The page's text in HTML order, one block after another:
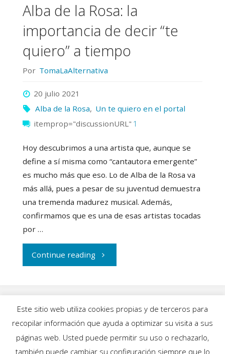
Alba de la Rosa: la
importancia de decir “te
quiero” a tiempo
Por TomaLaAlternativa
20 julio 2021
Alba de la Rosa, Un te quiero en el portal
itemprop="discussionURL" 1
Hoy descubrimos a una artista que, aunque se
define a sí misma como “cantautora emergente”
es mucho más que eso. Lo de Alba de la Rosa va
más allá, pues a pesar de su juventud demuestra
una tremenda madurez musical. Además,
confirmamos que es una de esas artistas tocadas
por …
Continue reading"Alba
Rosa:
Este sitio web utiliza cookies propias y de terceros para
recopilar información que ayuda a optimizar su visita a sus
páginas web. Usted puede permitir su uso o rechazarlo,
también puede cambiar su configuración siempre que lo